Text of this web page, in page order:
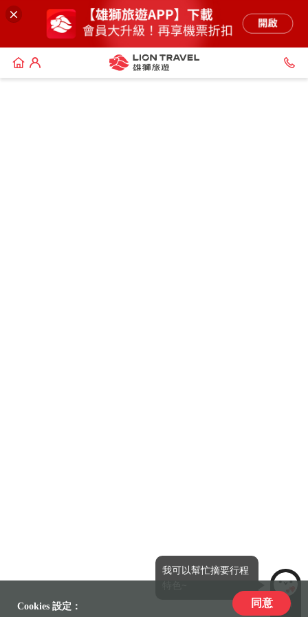
LiLi
我可以幫忙摘要行程
Cookies 設定： 同意